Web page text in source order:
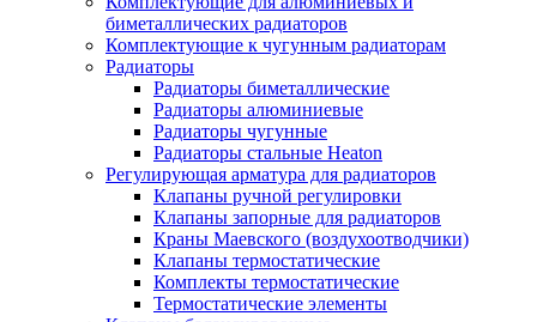
биметаллических радиаторов
Комплектующие к чугунным радиаторам
Радиаторы
Радиаторы биметаллические
Радиаторы алюминиевые
Радиаторы чугунные
Радиаторы стальные Heaton
Регулирующая арматура для радиаторов
Клапаны ручной регулировки
Клапаны запорные для радиаторов
Краны Маевского (воздухоотводчики)
Клапаны термостатические
Комплекты термостатические
Термостатические элементы